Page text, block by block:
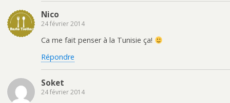
Nico
24 février 2014
Ca me fait penser à la Tunisie ça!
Répondre
Soket
24 février 2014